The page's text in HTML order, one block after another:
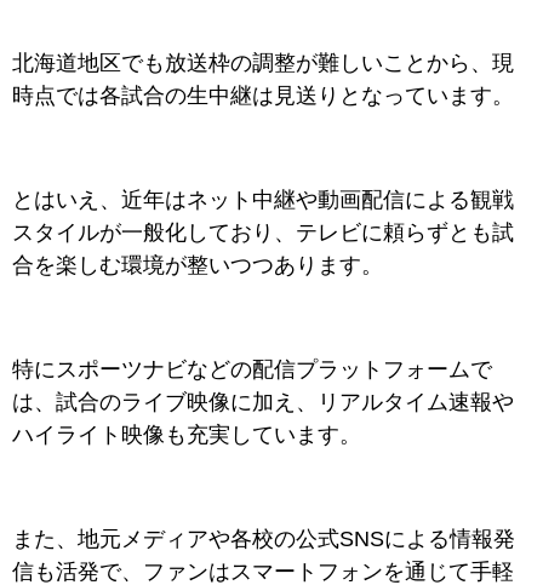
北海道地区でも放送枠の調整が難しいことから、現
時点では各試合の生中継は見送りとなっています。
とはいえ、近年はネット中継や動画配信による観戦
スタイルが一般化しており、テレビに頼らずとも試
合を楽しむ環境が整いつつあります。
特にスポーツナビなどの配信プラットフォームで
は、試合のライブ映像に加え、リアルタイム速報や
ハイライト映像も充実しています。
また、地元メディアや各校の公式SNSによる情報発
信も活発で、ファンはスマートフォンを通じて手軽